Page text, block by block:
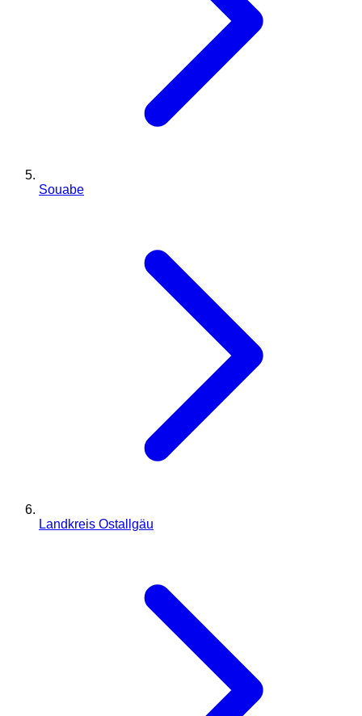
Souabe
Landkreis Ostallgäu